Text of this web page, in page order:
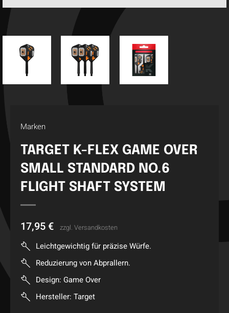
Marken
TARGET K-FLEX GAME OVER
SMALL STANDARD NO.6
FLIGHT SHAFT SYSTEM
17,95 € zzgl. Versandkosten
Leichtgewichtig für präzise Würfe.
Reduzierung von Abprallern.
Design: Game Over
Hersteller: Target